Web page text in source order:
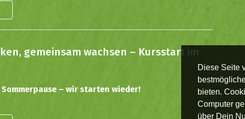
Diese Seite
bieten.
Computer
über Dein
gemeinsam wachsen – Kursstart im
Sommerpause – wir starten wieder!